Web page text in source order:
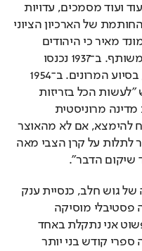
בהתלהבות גדולה הוא פורש בפניי עוד ועוד מסמכים, עדויות
ומחקרים היסטוריים, מראה לי את החותמת של הארכיון הציוני
על המסמכים. ב־1942 כתב ד"ר אדמונד מאיר כי היהודים
והנוצרים הארמים משתייכים לגזע משותף. ב־1937 נכנסו
מעפילים יהודים לישראל דרך לבנון, בסיוע המרונים. ב־1954
כתב דוד בן־גוריון למשה שרת כי יש "לעשות הכל בזריזות
ובמלוא הקיטור" כדי לפעול להקמת מדינה מרוניסטית
ידידותית בהר הלבנון: "הכסף מוכרח להימצא, אם לא מהאוצר
אזי מהסוכנות. לשם מטרה כזו מותר לתלות על קרן הצבי מאה
שיקום הדבר".
הוא מכניס אותי אל משרדי הכנסייה של גוש חלב, כנסיית ענק
שבה אלף מקומות, שמתקיימים בה פסטיבלי מוסיקה
וקונצרטים מרשימים. בארון צדדי פשוט אני נתקלת באחד
המחזות המדהימים שראיתי: עשרה ספרי קודש בני יותר